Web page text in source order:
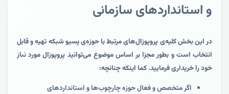
و استانداردهای سازمانی
در این بخش کلیه‌ی پروپوزال‌های مرتبط با حوزه‌ی پسیو شبکه تهیه و قابل
انتخاب است و بطور مجزا بر اساس موضوع می‌توانید پروپوزال مورد نىاز
خود را خریداری فرمایید. کما اینکه چنانچه:
اگر متخصص و فعال حوزهچارچوب‌ها و استانداردهای